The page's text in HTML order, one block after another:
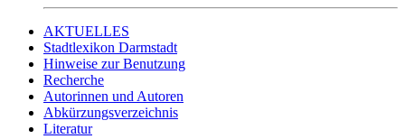
AKTUELLES
Stadtlexikon Darmstadt
Hinweise zur Benutzung
Recherche
Autorinnen und Autoren
Abkürzungsverzeichnis
Literatur